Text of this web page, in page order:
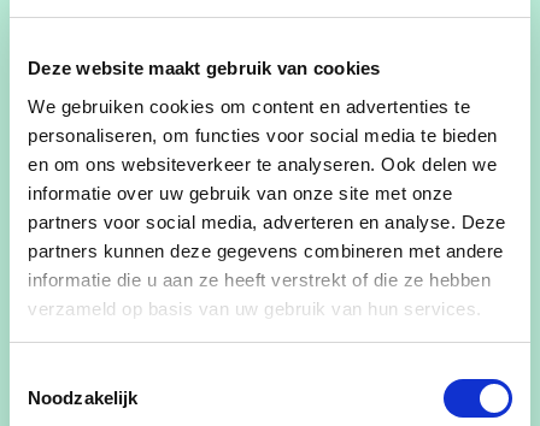
Deze website maakt gebruik van cookies
We gebruiken cookies om content en advertenties te
personaliseren, om functies voor social media te bieden
en om ons websiteverkeer te analyseren. Ook delen we
informatie over uw gebruik van onze site met onze
partners voor social media, adverteren en analyse. Deze
partners kunnen deze gegevens combineren met andere
informatie die u aan ze heeft verstrekt of die ze hebben
verzameld op basis van uw gebruik van hun services.
Noodzakelijk
willen we absoluut investeren in onze speeltuinen de komende
jaren. Zo zijn we momenteel volop aan het werken aan ons
speelplan. Een eerste stap hierin was de nieuwe speelkaart voor
Edegem. Waar mogelijk zullen we ook rekening houden met de
vraag voor inclusieve toestellen."
In de pers: